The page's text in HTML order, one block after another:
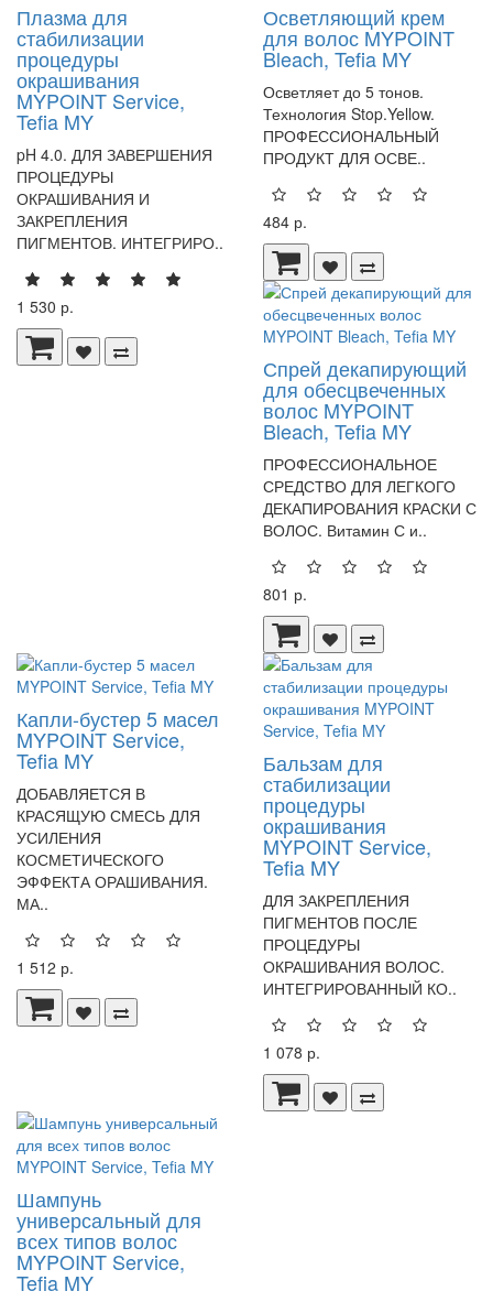
Плазма для
стабилизации
процедуры
окрашивания
MYPOINT Service,
Tefia MY
pH 4.0. ДЛЯ ЗАВЕРШЕНИЯ
ПРОЦЕДУРЫ
ОКРАШИВАНИЯ И
ЗАКРЕПЛЕНИЯ
ПИГМЕНТОВ. ИНТЕГРИРО..
1 530 р.
Осветляющий крем
для волос MYPOINT
Bleach, Tefia MY
Осветляет до 5 тонов.
Технология Stop.Yellow.
ПРОФЕССИОНАЛЬНЫЙ
ПРОДУКТ ДЛЯ ОСВЕ..
484 р.
Спрей декапирующий
для обесцвеченных
волос MYPOINT
Bleach, Tefia MY
ПРОФЕССИОНАЛЬНОЕ
СРЕДСТВО ДЛЯ ЛЕГКОГО
ДЕКАПИРОВАНИЯ КРАСКИ С
ВОЛОС. Витамин С и..
801 р.
Капли-бустер 5 масел
MYPOINT Service,
Tefia MY
ДОБАВЛЯЕТСЯ В
КРАСЯЩУЮ СМЕСЬ ДЛЯ
УСИЛЕНИЯ
КОСМЕТИЧЕСКОГО
ЭФФЕКТА ОРАШИВАНИЯ.
МА..
1 512 р.
Бальзам для
стабилизации
процедуры
окрашивания
MYPOINT Service,
Tefia MY
ДЛЯ ЗАКРЕПЛЕНИЯ
ПИГМЕНТОВ ПОСЛЕ
ПРОЦЕДУРЫ
ОКРАШИВАНИЯ ВОЛОС.
ИНТЕГРИРОВАННЫЙ КО..
1 078 р.
Шампунь
универсальный для
всех типов волос
MYPOINT Service,
Tefia MY